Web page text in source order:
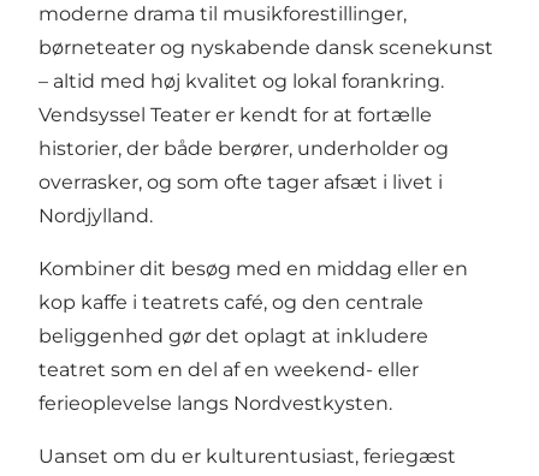
moderne drama til musikforestillinger,
børneteater og nyskabende dansk scenekunst
– altid med høj kvalitet og lokal forankring.
Vendsyssel Teater er kendt for at fortælle
historier, der både berører, underholder og
overrasker, og som ofte tager afsæt i livet i
Nordjylland.
Kombiner dit besøg med en middag eller en
kop kaffe i teatrets café, og den centrale
beliggenhed gør det oplagt at inkludere
teatret som en del af en weekend- eller
ferieoplevelse langs Nordvestkysten.
Uanset om du er kulturentusiast, feriegæst